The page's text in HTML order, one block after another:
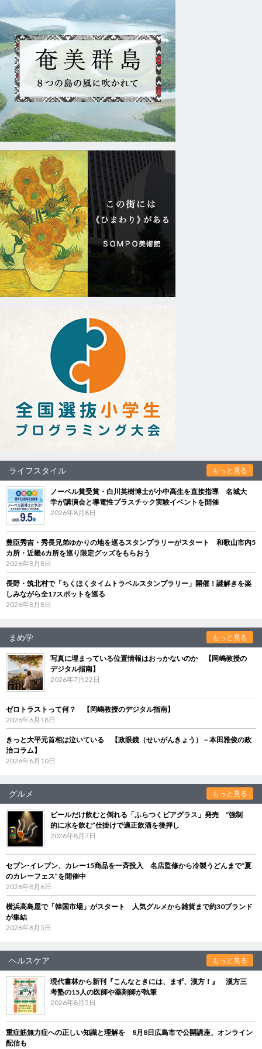
ライフスタイル もっと見る
ノーベル賞受賞・白川英樹博士が小中高生を直接指導 名城大
学が講演会と導電性プラスチック実験イベントを開催
2026年8月8日
豊臣秀吉・秀長兄弟ゆかりの地を巡るスタンプラリーがスタート 和歌山市内5
カ所・近畿6カ所を巡り限定グッズをもらおう
2026年8月8日
長野・筑北村で「ちくほくタイムトラベルスタンプラリー」開催！謎解きを楽
しみながら全17スポットを巡る
2026年8月8日
まめ学 もっと見る
写真に埋まっている位置情報はおっかないのか 【岡嶋教授の
デジタル指南】
2026年7月22日
ゼロトラストって何？ 【岡嶋教授のデジタル指南】
2026年6月18日
きっと大平元首相は泣いている 【政眼鏡（せいがんきょう）－本田雅俊の政
治コラム】
2026年6月10日
グルメ もっと見る
ビールだけ飲むと倒れる「ふらつくビアグラス」発売 “強制
的に水を飲む”仕掛けで適正飲酒を後押し
2026年8月7日
セブン‐イレブン、カレー15商品を一斉投入 名店監修から冷製うどんまで“夏
のカレーフェス”を開催中
2026年8月6日
横浜高島屋で「韓国市場」がスタート 人気グルメから雑貨まで約30ブランド
が集結
2026年8月5日
ヘルスケア もっと見る
現代書林から新刊『こんなときには、まず、漢方！』 漢方三
考塾の15人の医師や薬剤師が執筆
2026年8月5日
重症筋無力症への正しい知識と理解を 8月8日広島市で公開講座、オンライン
配信も